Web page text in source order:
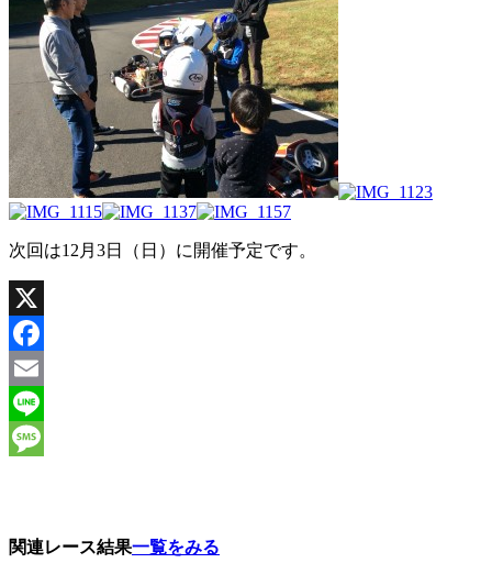
次回は12月3日（日）に開催予定です。
X
Facebook
Email
Line
関連レース結果一覧をみる